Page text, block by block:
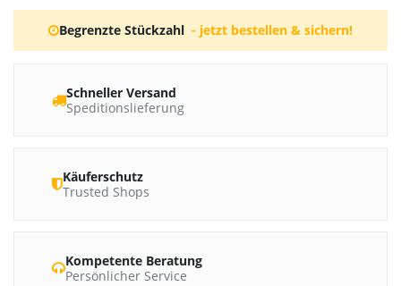
Begrenzte Stückzahl - jetzt bestellen & sichern!
Schneller Versand
Speditionslieferung
Käuferschutz
Trusted Shops
Kompetente Beratung
Persönlicher Service